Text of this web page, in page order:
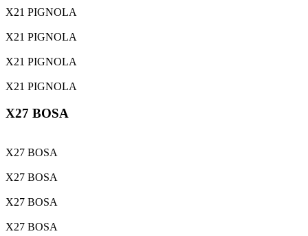
X21 PIGNOLA
X21 PIGNOLA
X21 PIGNOLA
X21 PIGNOLA
X27 BOSA
X27 BOSA
X27 BOSA
X27 BOSA
X27 BOSA